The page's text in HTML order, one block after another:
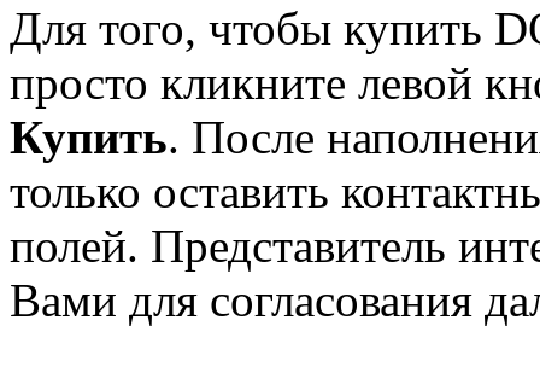
Для того, чтобы купить
просто кликните левой
Купить. После
только оставить
полей. Представитель
Вами для согласования